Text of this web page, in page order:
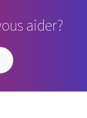
aider?